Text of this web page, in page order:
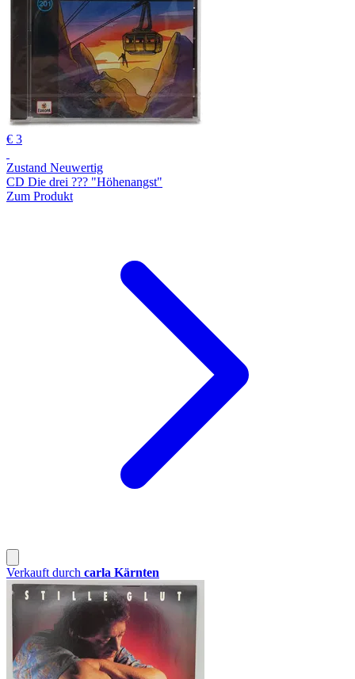
€ 3
Zustand Neuwertig
CD Die drei ??? "Höhenangst"
Zum Produkt
Verkauft durch carla Kärnten